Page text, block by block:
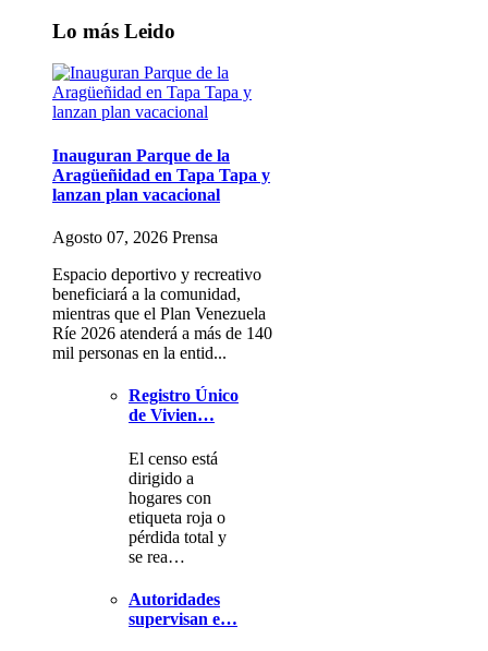
Lo más Leido
Inauguran Parque de la
Aragüeñidad en Tapa Tapa y
lanzan plan vacacional
Agosto 07, 2026 Prensa
Espacio deportivo y recreativo
beneficiará a la comunidad,
mientras que el Plan Venezuela
Ríe 2026 atenderá a más de 140
mil personas en la entid...
Registro Único
de Vivien…
El censo está
dirigido a
hogares con
etiqueta roja o
pérdida total y
se rea…
Autoridades
supervisan e…